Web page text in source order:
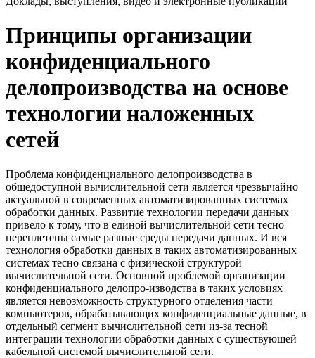
Принципы организации
конфиденциального
делопроизводства на основе
технологии наложенных
сетей
Проблема конфиденциального делопроизводства в
общедоступной вычислительной сети является чрезвычайно
актуальной в современных автоматизированных системах
обработки данных. Развитие технологии передачи данных
привело к тому, что в единой вычислительной сети тесно
переплетены самые разные среды передачи данных. И вся
технология обработки данных в таких автоматизированных
системах тесно связана с физической структурой
вычислительной сети. Основной проблемой организации
конфиденциального делопро-изводства в таких условиях
является невозможность структурного отделения части
компьютеров, обрабатывающих конфиденциальные данные, в
отдельный сегмент вычислительной сети из-за тесной
интеграции технологии обработки данных с существующей
кабельной системой вычислительной сети.